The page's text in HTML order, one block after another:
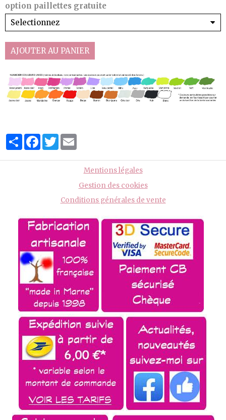
option paillettes gratuite
AJOUTER AU PANIER
PartagerFacebook
Twitter
Mentions légales
Gestion des cookies
Conditions générales de vente